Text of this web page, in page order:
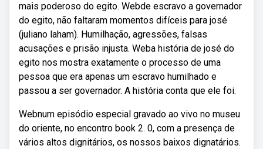
mais poderoso do egito. Webde escravo a governador
do egito, não faltaram momentos difíceis para josé
(juliano laham). Humilhação, agressões, falsas
acusações e prisão injusta. Weba história de josé do
egito nos mostra exatamente o processo de uma
pessoa que era apenas um escravo humilhado e
passou a ser governador. A história conta que ele foi.
Webnum episódio especial gravado ao vivo no museu
do oriente, no encontro book 2. 0, com a presença de
vários altos dignitários, os nossos baixos dignatários.